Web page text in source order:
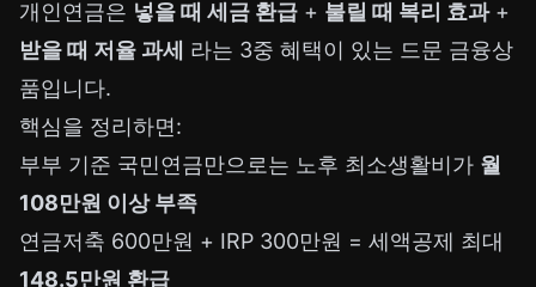
개인연금은 넣을 때 세금 환급 + 불릴 때 복리 효과+
받을 때 저율 과세 라는 3중 혜택이 있는 드문 금융상
품입니다.
핵심을 정리하면:
부부 기준 국민연금만으로는 노후 최소생활비가 월
108만원 이상 부족
연금저축 600만원 + IRP 300만원 = 세액공제 최대
148.5만원 환급